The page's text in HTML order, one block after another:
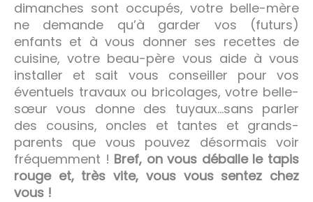
dimanches sont occupés, votre belle-mère
ne demande qu’à garder vos (futurs)
enfants et à vous donner ses recettes de
cuisine, votre beau-père vous aide à vous
installer et sait vous conseiller pour vos
éventuels travaux ou bricolages, votre belle-
sœur vous donne des tuyaux…sans parler
des cousins, oncles et tantes et grands-
parents que vous pouvez désormais voir
fréquemment ! Bref, on vous déballe le tapis
rouge et, très vite, vous vous sentez chez
vous !